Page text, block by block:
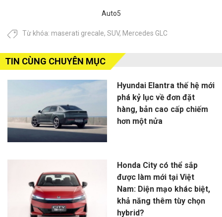
Auto5
Từ khóa: maserati grecale, SUV, Mercedes GLC
TIN CÙNG CHUYÊN MỤC
Hyundai Elantra thế hệ mới
phá kỷ lục về đơn đặt
hàng, bản cao cấp chiếm
hơn một nửa
Honda City có thể sắp
được làm mới tại Việt
Nam: Diện mạo khác biệt,
khả năng thêm tùy chọn
hybrid?